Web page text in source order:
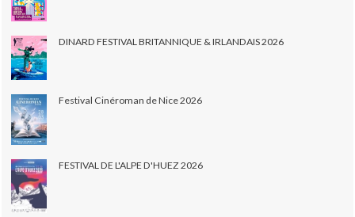
DINARD FESTIVAL BRITANNIQUE & IRLANDAIS 2026
Festival Cinéroman de Nice 2026
FESTIVAL DE L'ALPE D'HUEZ 2026